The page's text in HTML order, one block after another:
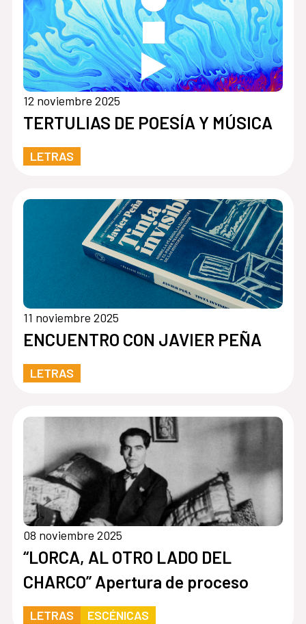
12 noviembre 2025
TERTULIAS DE POESÍA Y MÚSICA
LETRAS
11 noviembre 2025
ENCUENTRO CON JAVIER PEÑA
LETRAS
08 noviembre 2025
“LORCA, AL OTRO LADO DEL
CHARCO” Apertura de proceso
LETRAS ESCÉNICAS